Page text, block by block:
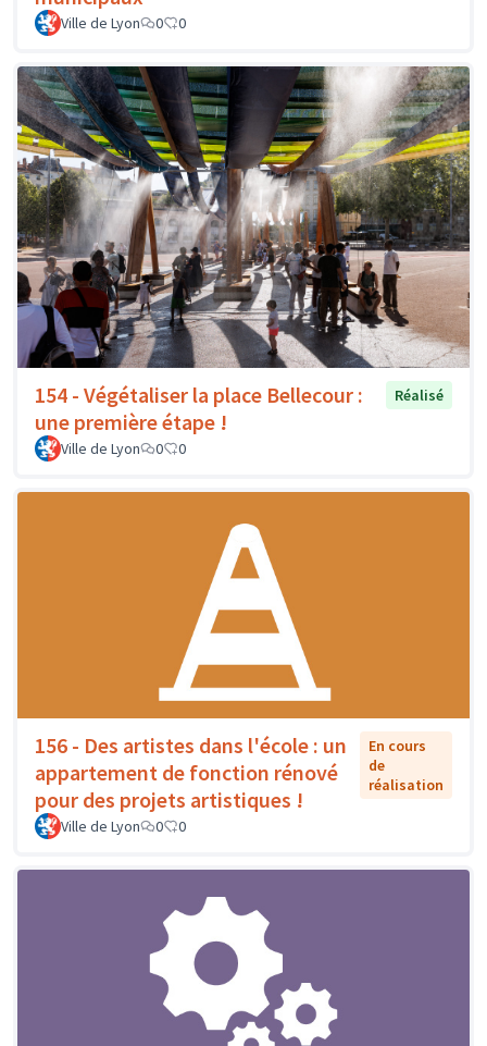
Ville de Lyon 0 0
154 - Végétaliser la place Bellecour :
une première étape !
Réalisé
Ville de Lyon 0 0
156 - Des artistes dans l'école : un
appartement de fonction rénové
pour des projets artistiques !
En cours
de
réalisation
Ville de Lyon 0 0